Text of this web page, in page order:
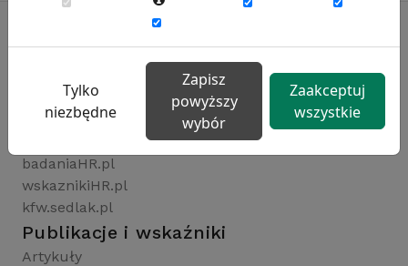
Rynekpracy.pl
sedlak.pl
wynagrodzenia.pl
raportyplacowe.pl
badaniaHR.pl
wskaznikiHR.pl
kfw.sedlak.pl
Publikacje i wskaźniki
Artykuły
Tylko
niezbędne
Zapisz
powyższy
wybór
Zaakceptuj
wszystkie